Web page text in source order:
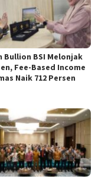
Bullion BSI Melonjak
Fee-Based Income
Naik 712 Persen